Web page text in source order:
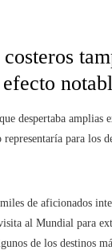
despertaba amplias
representaría para los
de aficionados
al Mundial para
de los destinos